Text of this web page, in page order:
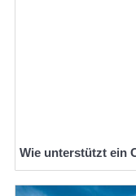
Wie unterstützt ein